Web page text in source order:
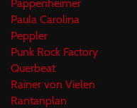
Pappenheimer
Paula Carolina
Peppler
Punk Rock Factory
Querbeat
Rainer von Vielen
Rantanplan